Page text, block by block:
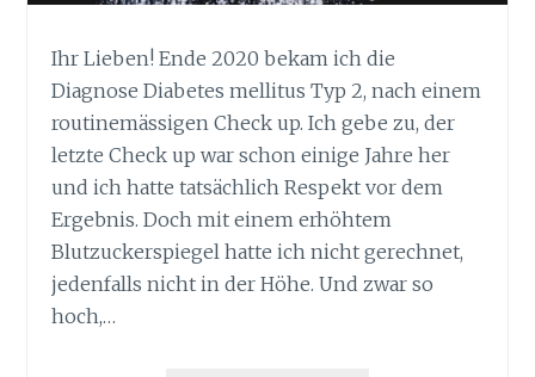
Ihr Lieben! Ende 2020 bekam ich die
Diagnose Diabetes mellitus Typ 2, nach einem
routinemässigen Check up. Ich gebe zu, der
letzte Check up war schon einige Jahre her
und ich hatte tatsächlich Respekt vor dem
Ergebnis. Doch mit einem erhöhtem
Blutzuckerspiegel hatte ich nicht gerechnet,
jedenfalls nicht in der Höhe. Und zwar so
hoch,…